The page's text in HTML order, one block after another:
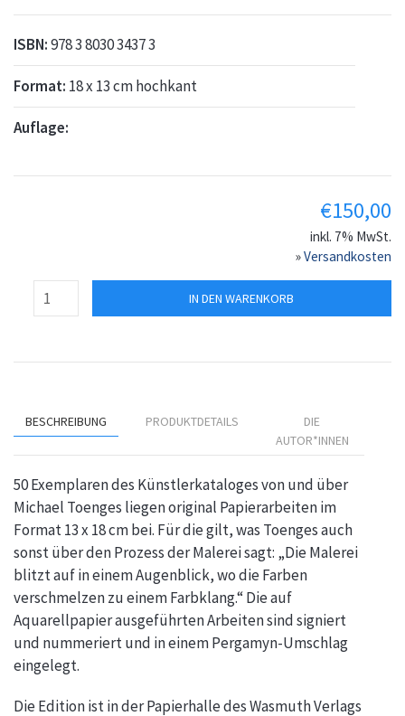
ISBN:978 3 8030 3437 3
Format: 18 x 13 cm hochkant
Auflage:
€150,00
inkl. 7% MwSt.
»Versandkosten
IN DEN WARENKORB
BESCHREIBUNG PRODUKTDETAILS
DIE
AUTOR*INNEN
50 Exemplaren des Künstlerkataloges von und über
Michael Toenges liegen original Papierarbeiten im
Format 13 x 18 cm bei. Für die gilt, was Toenges auch
sonst über den Prozess der Malerei sagt: „Die Malerei
blitzt auf in einem Augenblick, wo die Farben
verschmelzen zu einem Farbklang.“ Die auf
Aquarellpapier ausgeführten Arbeiten sind signiert
und nummeriert und in einem Pergamyn-Umschlag
eingelegt.
Die Edition ist in der Papierhalle des Wasmuth Verlags